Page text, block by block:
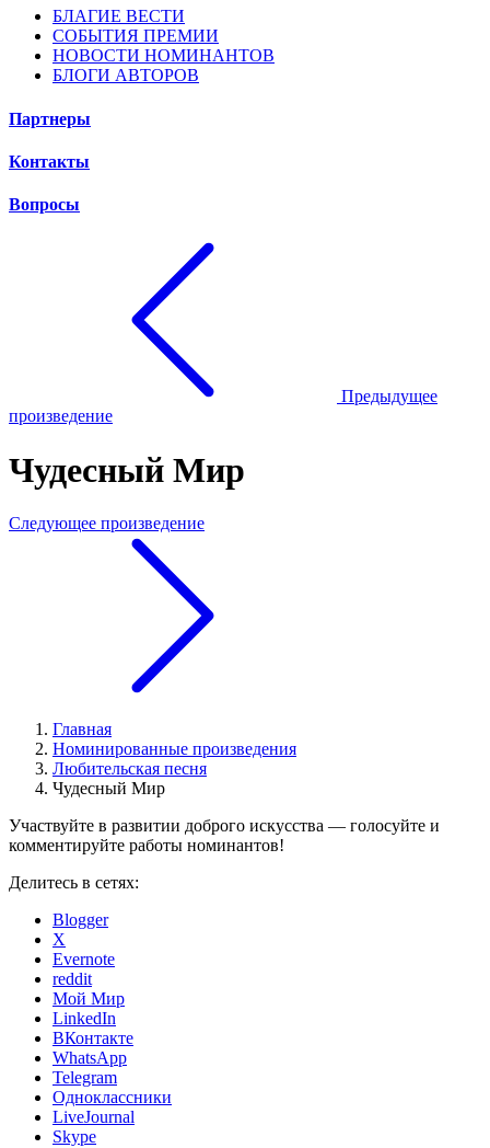
БЛАГИЕ ВЕСТИ
СОБЫТИЯ ПРЕМИИ
НОВОСТИ НОМИНАНТОВ
БЛОГИ АВТОРОВ
Партнеры
Контакты
Вопросы
Предыдущее
произведение
Чудесный Мир
Следующее произведение
Главная
Номинированные произведения
Любительская песня
Чудесный Мир
Участвуйте в развитии доброго искусства — голосуйте и
комментируйте работы номинантов!
Делитесь в сетях:
Blogger
X
Evernote
reddit
Мой Мир
LinkedIn
ВКонтакте
WhatsApp
Telegram
Одноклассники
LiveJournal
Skype